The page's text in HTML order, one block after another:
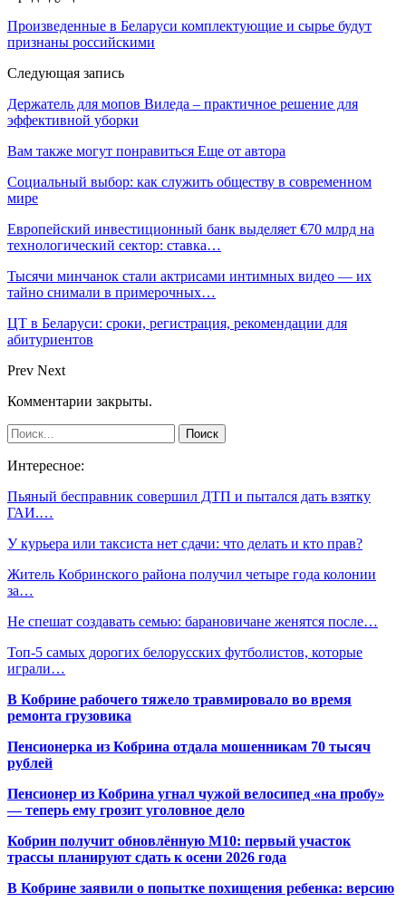
Произведенные в Беларуси комплектующие и сырье будут
признаны российскими
Следующая запись
Держатель для мопов Виледа – практичное решение для
эффективной уборки
Вам также могут понравиться Еще от автора
Социальный выбор: как служить обществу в современном
мире
Европейский инвестиционный банк выделяет €70 млрд на
технологический сектор: ставка…
Тысячи минчанок стали актрисами интимных видео — их
тайно снимали в примерочных…
ЦТ в Беларуси: сроки, регистрация, рекомендации для
абитуриентов
Prev Next
Комментарии закрыты.
Интересное:
Пьяный бесправник совершил ДТП и пытался дать взятку
ГАИ.…
У курьера или таксиста нет сдачи: что делать и кто прав?
Житель Кобринского района получил четыре года колонии
за…
Не спешат создавать семью: барановичане женятся после…
​Топ-5 самых дорогих белорусских футболистов, которые
играли…
В Кобрине рабочего тяжело травмировало во время
ремонта грузовика
Пенсионерка из Кобрина отдала мошенникам 70 тысяч
рублей
Пенсионер из Кобрина угнал чужой велосипед «на пробу»
— теперь ему грозит уголовное дело
Кобрин получит обновлённую М10: первый участок
трассы планируют сдать к осени 2026 года
В Кобрине заявили о попытке похищения ребенка: версию